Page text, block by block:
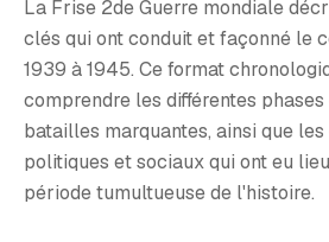
La Frise 2de Guerre mondiale
clés qui ont conduit et façonné le
1939 à 1945. Ce format
comprendre les différentes
batailles marquantes, ainsi que
politiques et sociaux qui ont eu
période tumultueuse de l'histoire.